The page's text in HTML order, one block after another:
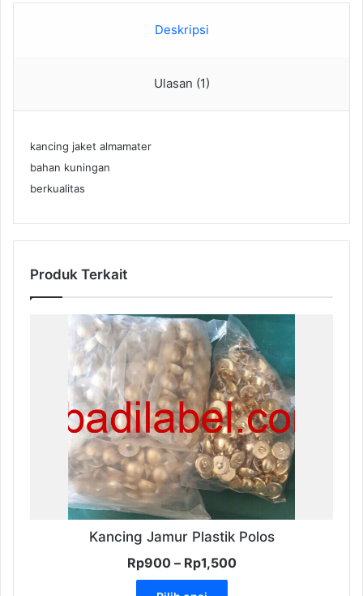
Deskripsi
Ulasan (1)
kancing jaket almamater
bahan kuningan
berkualitas
Produk Terkait
Kancing Jamur Plastik Polos
Rp900 – Rp1,500Rentang